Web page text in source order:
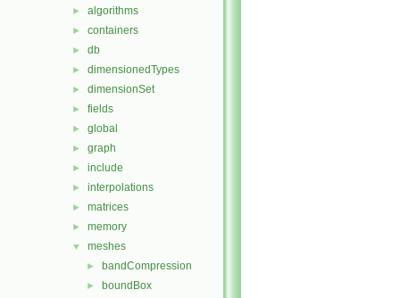
► algorithms
► containers
► db
► dimensionedTypes
► dimensionSet
► fields
► global
► graph
► include
► interpolations
► matrices
► memory
▼ meshes
► bandCompression
► boundBox